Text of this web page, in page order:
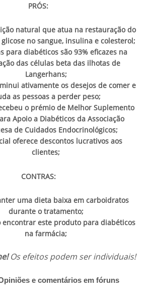
PRÓS:
natural que atua na restauração do
no sangue, insulina e colesterol;
para diabéticos são 93% eficazes na
das células beta das ilhotas de
Langerhans;
ativamente os desejos de comer e
as pessoas a perder peso;
o prémio de Melhor Suplemento
Apoio a Diabéticos da Associação
de Cuidados Endocrinológicos;
oferece descontos lucrativos aos
clientes;
CONTRAS:
uma dieta baixa em carboidratos
durante o tratamento;
encontrar este produto para diabéticos
na farmácia;
Os efeitos podem ser individuais!
e comentários em fóruns